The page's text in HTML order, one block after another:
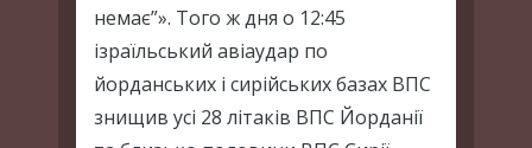
немає”». Того ж дня о 12:45
ізраїльський авіаудар по
йорданських і сирійських базах ВПС
знищив усі 28 літаків ВПС Йорданії